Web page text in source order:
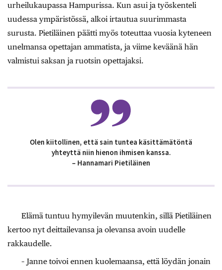
urheilukaupassa Hampurissa. Kun asui ja työskenteli
uudessa ympäristössä, alkoi irtautua suurimmasta
surusta. Pietiläinen päätti myös toteuttaa vuosia kyteneen
unelmansa opettajan ammatista, ja viime keväänä hän
valmistui saksan ja ruotsin opettajaksi.
Olen kiitollinen, että sain tuntea käsittämätöntä
yhteyttä niin hienon ihmisen kanssa.
– Hannamari Pietiläinen
Elämä tuntuu hymyilevän muutenkin, sillä Pietiläinen
kertoo nyt deittailevansa ja olevansa avoin uudelle
rakkaudelle.
– Janne toivoi ennen kuolemaansa, että löydän jonain